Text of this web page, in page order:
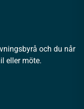
och du når
eller möte.